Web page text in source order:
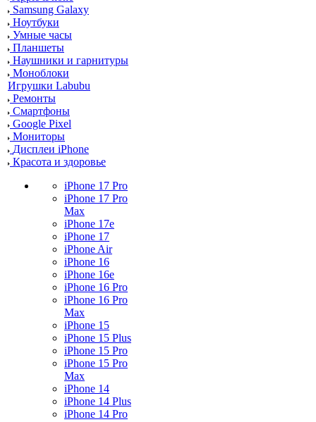
Samsung Galaxy
Ноутбуки
Умные часы
Планшеты
Наушники и гарнитуры
Моноблоки
Игрушки Labubu
Ремонты
Смартфоны
Google Pixel
Мониторы
Дисплеи iPhone
Красота и здоровье
iPhone 17 Pro
iPhone 17 Pro
Max
iPhone 17e
iPhone 17
iPhone Air
iPhone 16
iPhone 16e
iPhone 16 Pro
iPhone 16 Pro
Max
iPhone 15
iPhone 15 Plus
iPhone 15 Pro
iPhone 15 Pro
Max
iPhone 14
iPhone 14 Plus
iPhone 14 Pro